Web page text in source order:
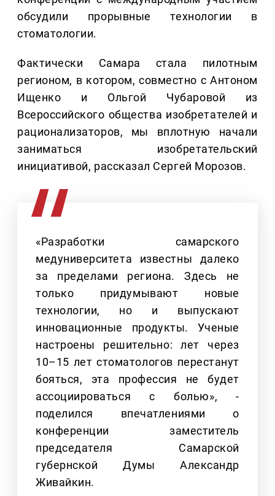
обсудили прорывные технологии в
стоматологии.
Фактически Самара стала пилотным
регионом, в котором, совместно с Антоном
Ищенко и Ольгой Чубаровой из
Всероссийского общества изобретателей и
рационализаторов, мы вплотную начали
заниматься изобретательский
инициативой, рассказал Сергей Морозов.
«Разработки самарского
медуниверситета известны далеко
за пределами региона. Здесь не
только придумывают новые
технологии, но и выпускают
инновационные продукты. Ученые
настроены решительно: лет через
10–15 лет стоматологов перестанут
бояться, эта профессия не будет
ассоциироваться с болью», -
поделился впечатлениями о
конференции заместитель
председателя Самарской
губернской Думы Александр
Живайкин.